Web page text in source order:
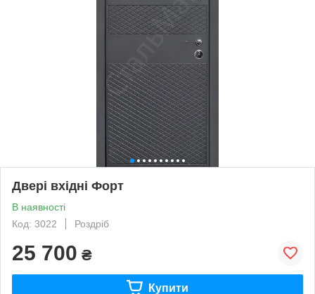
Двері вхідні Форт
В наявності
Код: 3022
Роздріб
25 700 ₴
Купити